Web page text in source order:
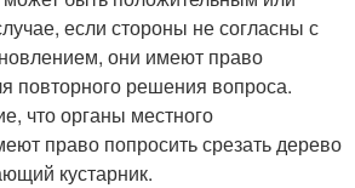
если стороны не согласны с
они имеют право
повторного решения вопроса.
что органы местного
право попросить срезать дерево
кустарник.